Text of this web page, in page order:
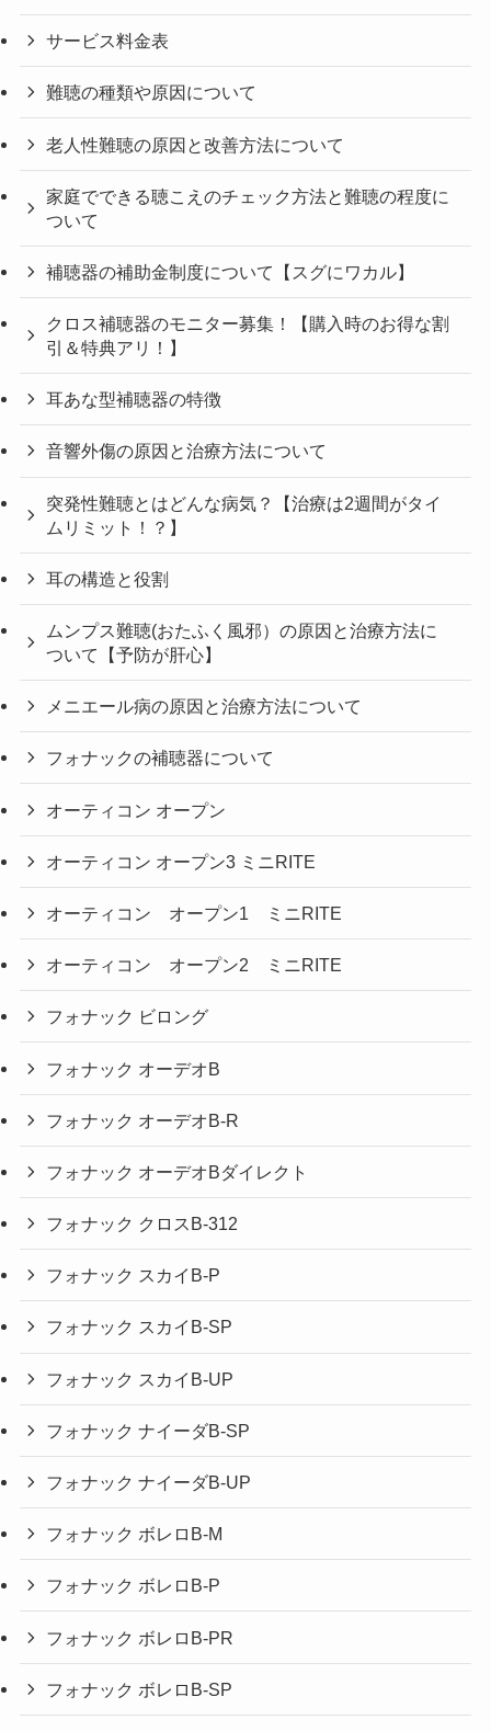
サービス料金表
難聴の種類や原因について
老人性難聴の原因と改善方法について
家庭でできる聴こえのチェック方法と難聴の程度に
ついて
補聴器の補助金制度について【スグにワカル】
クロス補聴器のモニター募集！【購入時のお得な割
引＆特典アリ！】
耳あな型補聴器の特徴
音響外傷の原因と治療方法について
突発性難聴とはどんな病気？【治療は2週間がタイ
ムリミット！？】
耳の構造と役割
ムンプス難聴(おたふく風邪）の原因と治療方法に
ついて【予防が肝心】
メニエール病の原因と治療方法について
フォナックの補聴器について
オーティコン オープン
オーティコン オープン3 ミニRITE
オーティコン オープン1 ミニRITE
オーティコン オープン2 ミニRITE
フォナック ビロング
フォナック オーデオB
フォナック オーデオB-R
フォナック オーデオBダイレクト
フォナック クロスB-312
フォナック スカイB-P
フォナック スカイB-SP
フォナック スカイB-UP
フォナック ナイーダB-SP
フォナック ナイーダB-UP
フォナック ボレロB-M
フォナック ボレロB-P
フォナック ボレロB-PR
フォナック ボレロB-SP